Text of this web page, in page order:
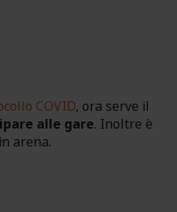
COVID, ora serve il
alle gare. Inoltre è
arena.